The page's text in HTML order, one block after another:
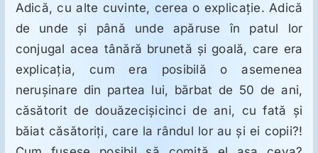
Adică, cu alte cuvinte, cerea o explicaţie. Adică
de unde şi până unde apăruse în patul lor
conjugal acea tânără brunetă şi goală, care era
explicaţia, cum era posibilă o asemenea
neruşinare din partea lui, bărbat de 50 de ani,
căsătorit de douăzecişicinci de ani, cu fată şi
băiat căsătoriţi, care la rândul lor au şi ei copii?!